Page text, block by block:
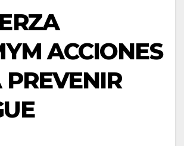
ACCIONES
PREVENIR